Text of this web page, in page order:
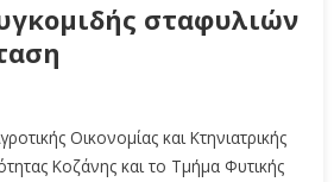
σταφυλιών
Οικονομίας και Κτηνιατρικής
Κοζάνης και το Τμήμα Φυτικής